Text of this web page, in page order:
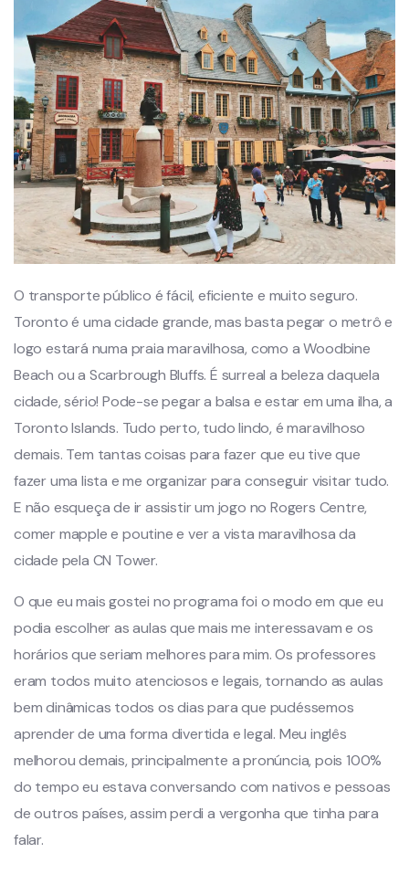
O transporte público é fácil, eficiente e muito seguro.
Toronto é uma cidade grande, mas basta pegar o metrô e
logo estará numa praia maravilhosa, como a Woodbine
Beach ou a Scarbrough Bluffs. É surreal a beleza daquela
cidade, sério! Pode-se pegar a balsa e estar em uma ilha, a
Toronto Islands. Tudo perto, tudo lindo, é maravilhoso
demais. Tem tantas coisas para fazer que eu tive que
fazer uma lista e me organizar para conseguir visitar tudo.
E não esqueça de ir assistir um jogo no Rogers Centre,
comer mapple e poutine e ver a vista maravilhosa da
cidade pela CN Tower.
O que eu mais gostei no programa foi o modo em que eu
podia escolher as aulas que mais me interessavam e os
horários que seriam melhores para mim. Os professores
eram todos muito atenciosos e legais, tornando as aulas
bem dinâmicas todos os dias para que pudéssemos
aprender de uma forma divertida e legal. Meu inglês
melhorou demais, principalmente a pronúncia, pois 100%
do tempo eu estava conversando com nativos e pessoas
de outros países, assim perdi a vergonha que tinha para
falar.